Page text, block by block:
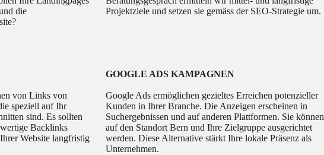
die
Projektziele und setzen sie gemäss der SEO-Strategie um.
von Links von
speziell auf Ihr
sind. Es sollten
Backlinks
Website langfristig
GOOGLE ADS KAMPAGNEN
Google Ads ermöglichen gezieltes Erreichen potenzieller
Kunden in Ihrer Branche. Die Anzeigen erscheinen in
Suchergebnissen und auf anderen Plattformen. Sie können
auf den Standort Bern und Ihre Zielgruppe ausgerichtet
werden. Diese Alternative stärkt Ihre lokale Präsenz als
Unternehmen.